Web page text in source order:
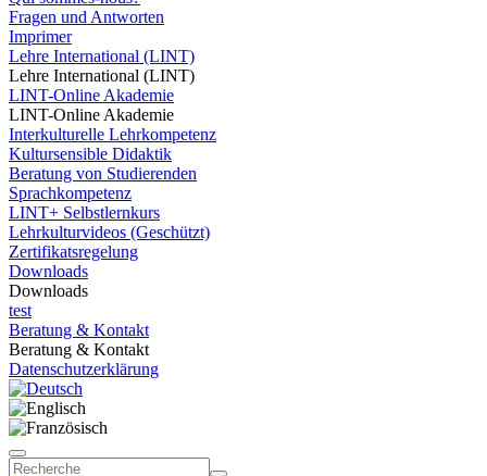
Fragen und Antworten
Imprimer
Lehre International (LINT)
Lehre International (LINT)
LINT-Online Akademie
LINT-Online Akademie
Interkulturelle Lehrkompetenz
Kultursensible Didaktik
Beratung von Studierenden
Sprachkompetenz
LINT+ Selbstlernkurs
Lehrkulturvideos (Geschützt)
Zertifikatsregelung
Downloads
Downloads
test
Beratung & Kontakt
Beratung & Kontakt
Datenschutzerklärung